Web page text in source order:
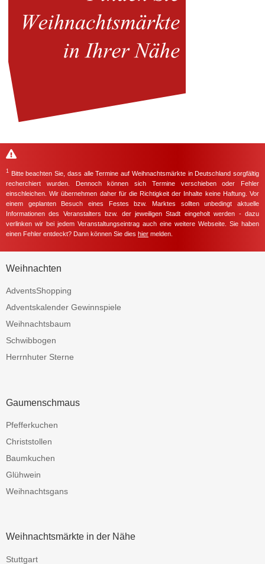
1
Bitte beachten Sie, dass alle Termine auf Weihnachtsmärkte in Deutschland sorgfältig
recherchiert wurden. Dennoch können sich Termine verschieben oder Fehler
einschleichen. Wir übernehmen daher für die Richtigkeit der Inhalte keine Haftung. Vor
einem geplanten Besuch eines Festes bzw. Marktes sollten unbedingt aktuelle
Informationen des Veranstalters bzw. der jeweiligen Stadt eingeholt werden - dazu
verlinken wir bei jedem Veranstaltungseintrag auch eine weitere Webseite. Sie haben
einen Fehler entdeckt? Dann können Sie dies hier melden.
Weihnachten
AdventsShopping
Adventskalender Gewinnspiele
Weihnachtsbaum
Schwibbogen
Herrnhuter Sterne
Gaumenschmaus
Pfefferkuchen
Christstollen
Baumkuchen
Glühwein
Weihnachtsgans
Weihnachtsmärkte in der Nähe
Stuttgart